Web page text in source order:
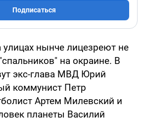
Подписаться
нынче лицезреют не
на окраине. В
экс-глава МВД Юрий
коммунист Петр
Артем Милевский и
планеты Василий